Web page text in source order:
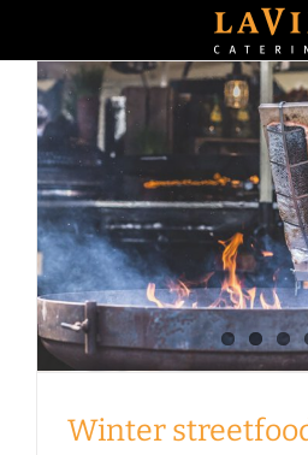
inhoud
Winter
Foodblog
Winter